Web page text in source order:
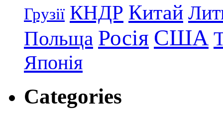
Грузії КНДР Китай
Польща Росія США
Японія
Categories